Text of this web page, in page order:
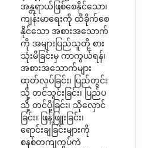
အန္တရာယ်ဖြစ်စေနိုင်သော၊
ကျန်းမာရေးကို ထိခိုက်စေ
နိုင်သော အစားအသောက်
ကို အများပြည်သူတို့ စား
သုံးမိခြင်းမှ ကာကွယ်ရန်၊
အစားအသောက်များ
ထုတ်လုပ်ခြင်း၊ ပြည်တွင်း
သို့ တင်သွင်းခြင်း၊ ပြည်ပ
သို့ တင်ပို့ခြင်း၊ သိုလှောင်
ခြင်း၊ ဖြန့်ဖြူးခြင်း၊
ရောင်းချခြင်းများကို
စနစ်တကျကွပ်ကဲ